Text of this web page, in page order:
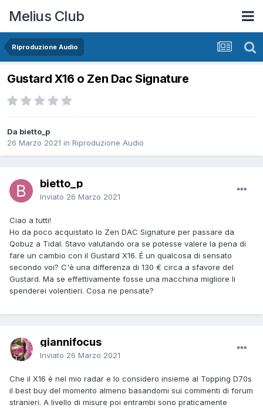
Melius Club
Riproduzione Audio
Gustard X16 o Zen Dac Signature
Da bietto_p
26 Marzo 2021 in Riproduzione Audio
bietto_p
Inviato 26 Marzo 2021
Ciao a tutti!
Ho da poco acquistato lo Zen DAC Signature per passare da
Qobuz a Tidal. Stavo valutando ora se potesse valere la pena di
fare un cambio con il Gustard X16. É un qualcosa di sensato
secondo voi? C'è una differenza di 130 € circa a sfavore del
Gustard. Ma se effettivamente fosse una macchina migliore li
spenderei volentieri. Cosa ne pensate?
giannifocus
Inviato 26 Marzo 2021
Che il X16 è nel mio radar e lo considero insieme al Topping D70s
il best buy del momento almeno basandomi sui commenti di forum
stranieri. A livello di misure poi entrambi sono praticamente